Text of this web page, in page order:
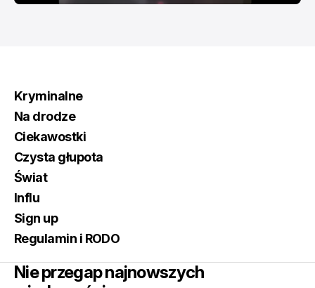
Kryminalne
Na drodze
Ciekawostki
Czysta głupota
Świat
Influ
Sign up
Regulamin i RODO
Nie przegap najnowszych